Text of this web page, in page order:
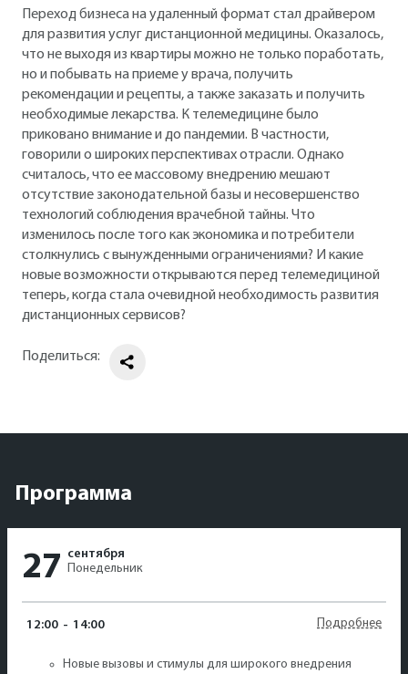
Переход бизнеса на удаленный формат стал драйвером
для развития услуг дистанционной медицины. Оказалось,
что не выходя из квартиры можно не только поработать,
но и побывать на приеме у врача, получить
рекомендации и рецепты, а также заказать и получить
необходимые лекарства. К телемедицине было
приковано внимание и до пандемии. В частности,
говорили о широких перспективах отрасли. Однако
считалось, что ее массовому внедрению мешают
отсутствие законодательной базы и несовершенство
технологий соблюдения врачебной тайны. Что
изменилось после того как экономика и потребители
столкнулись с вынужденными ограничениями? И какие
новые возможности открываются перед телемедициной
теперь, когда стала очевидной необходимость развития
дистанционных сервисов?
Поделиться:
Программа
27 сентября
Понедельник
12:00 - 14:00 Подробнее
Новые вызовы и стимулы для широкого внедрения